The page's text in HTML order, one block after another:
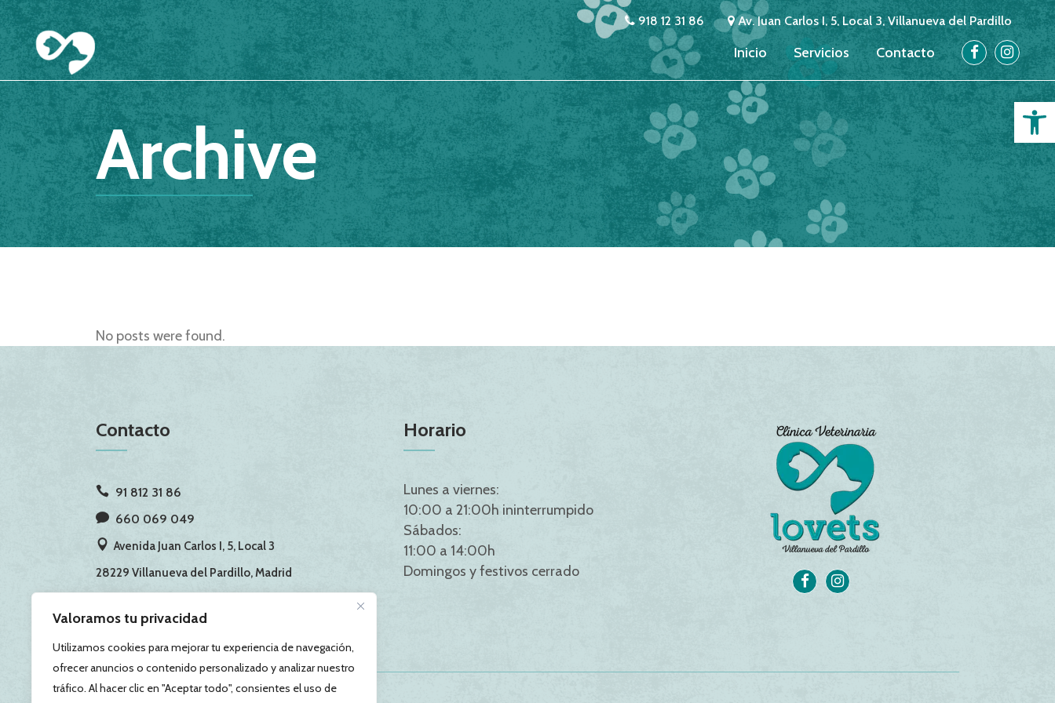
Abrir
Valoramos tu privacidad
Utilizamos cookies para mejorar tu experiencia de navegación,
ofrecer anuncios o contenido personalizado y analizar nuestro
tráfico. Al hacer clic en "Aceptar todo", consientes el uso de
918 12 31 86 Av. Juan Carlos I, 5, Local 3, Villanueva del Pardillo
Inicio Servicios Contacto
Archive
No posts were found.
Contacto
91 812 31 86
660 069 049
Avenida Juan Carlos I, 5, Local 3
28229 Villanueva del Pardillo, Madrid
Horario
Lunes a viernes:
10:00 a 21:00h ininterrumpido
Sábados:
11:00 a 14:00h
Domingos y festivos cerrado